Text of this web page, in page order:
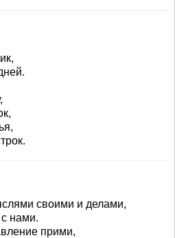
своими и делами,
с нами.
прими,